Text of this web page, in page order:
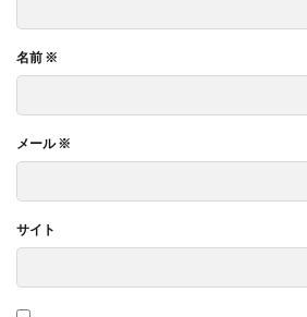
名前 ※
メール※
サイト